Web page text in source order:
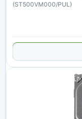
(ST500VM000/PUL)